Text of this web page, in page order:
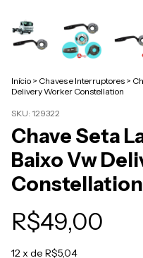
Início > Chaves e Interruptores >
Delivery Worker Constellation
SKU: 129322
Chave Seta
Baixo Vw
Constellation
R$49,00
12x de R$5,04